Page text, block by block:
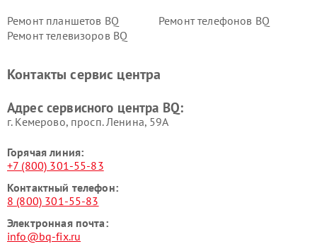
Ремонт планшетов BQ
Ремонт телефонов BQ
Ремонт телевизоров BQ
Контакты сервис центра
Адрес сервисного центра BQ:
г. Кемерово, просп. Ленина, 59А
Горячая линия:
+7 (800) 301-55-83
Контактный телефон:
8 (800) 301-55-83
Электронная почта:
info@bq-fix.ru